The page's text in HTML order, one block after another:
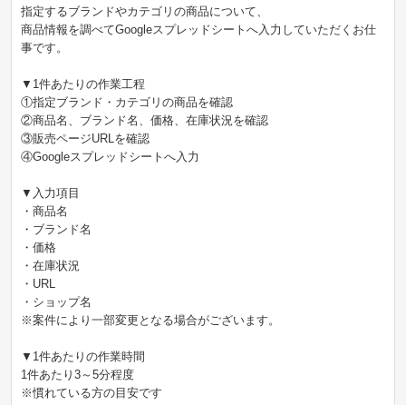
指定するブランドやカテゴリの商品について、
商品情報を調べてGoogleスプレッドシートへ入力していただくお仕
事です。
▼1件あたりの作業工程
①指定ブランド・カテゴリの商品を確認
②商品名、ブランド名、価格、在庫状況を確認
③販売ページURLを確認
④Googleスプレッドシートへ入力
▼入力項目
・商品名
・ブランド名
・価格
・在庫状況
・URL
・ショップ名
※案件により一部変更となる場合がございます。
▼1件あたりの作業時間
1件あたり3～5分程度
※慣れている方の目安です